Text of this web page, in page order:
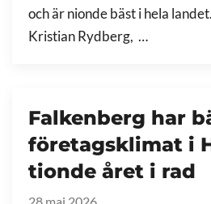
och är nionde bäst i hela
Kristian Rydberg, …
Falkenberg har
företagsklimat i
tionde året i rad